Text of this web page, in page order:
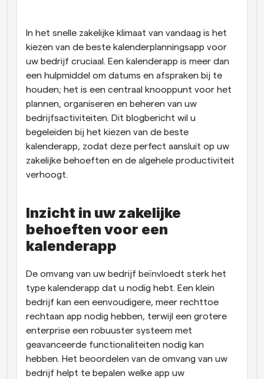
Supercharged planning met AI-gestuurde
oproepen
Automatiseer planning en herinneringen
Blog
Blijf op de hoogte van het laatste nieuws en updates
Instant Vergaderingen
Ontmoet cliënten binnen enkele minuten
Dynamische Groep Links
Boek naadloos vergaderingen met meerdere mensen
In het snelle zakelijke klimaat van vandaag is het
kiezen van de beste kalenderplanningsapp voor
uw bedrijf cruciaal. Een kalenderapp is meer dan
een hulpmiddel om datums en afspraken bij te
houden; het is een centraal knooppunt voor het
plannen, organiseren en beheren van uw
bedrijfsactiviteiten. Dit blogbericht wil u
begeleiden bij het kiezen van de beste
kalenderapp, zodat deze perfect aansluit op uw
zakelijke behoeften en de algehele productiviteit
verhoogt.
Inzicht in uw zakelijke
behoeften voor een
kalenderapp
De omvang van uw bedrijf beïnvloedt sterk het
type kalenderapp dat u nodig hebt. Een klein
bedrijf kan een eenvoudigere, meer rechttoe
rechtaan app nodig hebben, terwijl een grotere
enterprise een robuuster systeem met
geavanceerde functionaliteiten nodig kan
hebben. Het beoordelen van de omvang van uw
bedrijf helpt te bepalen welke app uw